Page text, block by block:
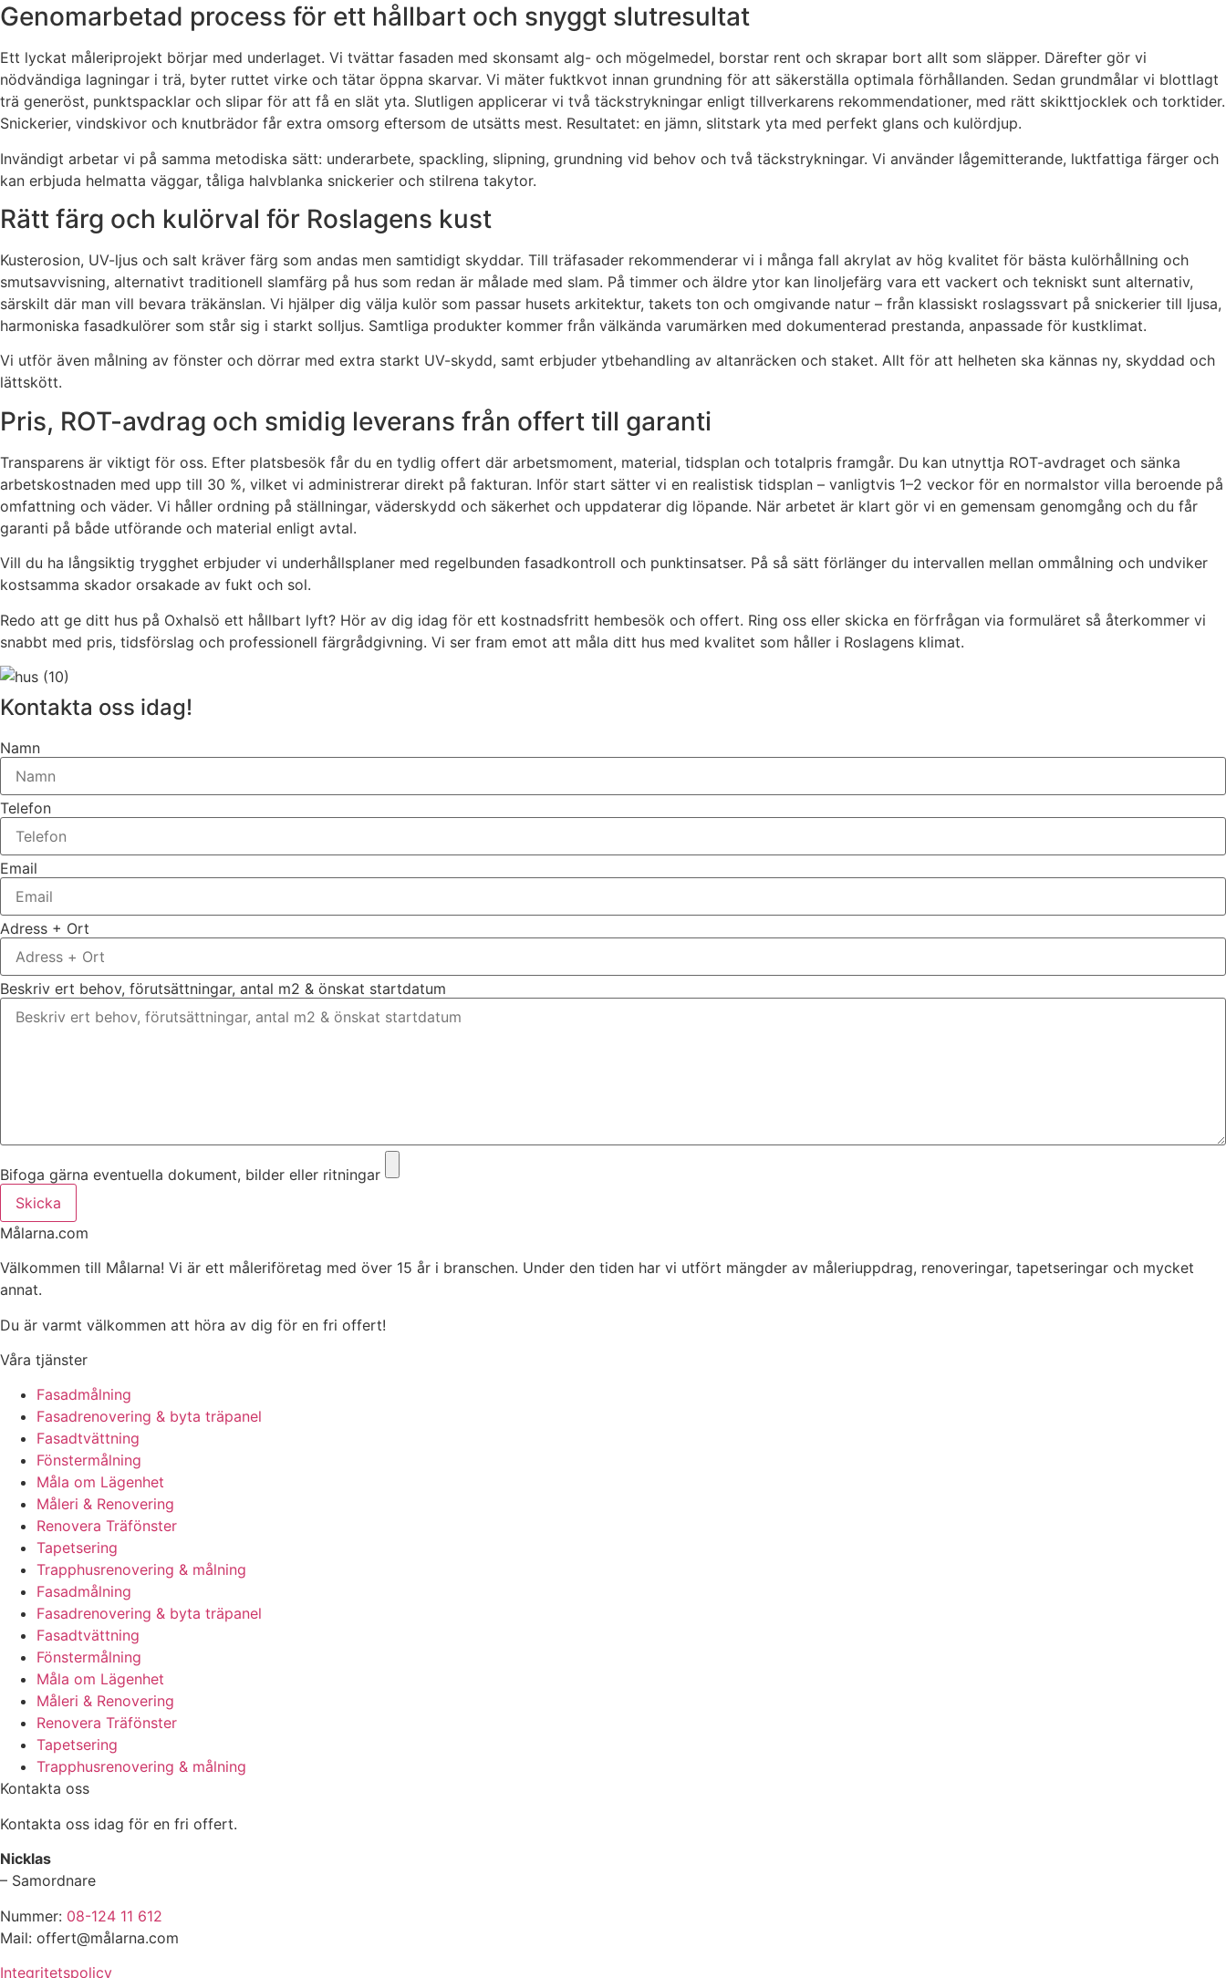
Genomarbetad process för ett hållbart och snyggt slutresultat
Ett lyckat måleriprojekt börjar med underlaget. Vi tvättar fasaden med skonsamt alg- och mögelmedel, borstar rent och skrapar bort allt som släpper. Därefter gör vi
nödvändiga lagningar i trä, byter ruttet virke och tätar öppna skarvar. Vi mäter fuktkvot innan grundning för att säkerställa optimala förhållanden. Sedan grundmålar vi blottlagt
trä generöst, punktspacklar och slipar för att få en slät yta. Slutligen applicerar vi två täckstrykningar enligt tillverkarens rekommendationer, med rätt skikttjocklek och torktider.
Snickerier, vindskivor och knutbrädor får extra omsorg eftersom de utsätts mest. Resultatet: en jämn, slitstark yta med perfekt glans och kulördjup.
Invändigt arbetar vi på samma metodiska sätt: underarbete, spackling, slipning, grundning vid behov och två täckstrykningar. Vi använder lågemitterande, luktfattiga färger och
kan erbjuda helmatta väggar, tåliga halvblanka snickerier och stilrena takytor.
Rätt färg och kulörval för Roslagens kust
Kusterosion, UV-ljus och salt kräver färg som andas men samtidigt skyddar. Till träfasader rekommenderar vi i många fall akrylat av hög kvalitet för bästa kulörhållning och
smutsavvisning, alternativt traditionell slamfärg på hus som redan är målade med slam. På timmer och äldre ytor kan linoljefärg vara ett vackert och tekniskt sunt alternativ,
särskilt där man vill bevara träkänslan. Vi hjälper dig välja kulör som passar husets arkitektur, takets ton och omgivande natur – från klassiskt roslagssvart på snickerier till ljusa,
harmoniska fasadkulörer som står sig i starkt solljus. Samtliga produkter kommer från välkända varumärken med dokumenterad prestanda, anpassade för kustklimat.
Vi utför även målning av fönster och dörrar med extra starkt UV-skydd, samt erbjuder ytbehandling av altanräcken och staket. Allt för att helheten ska kännas ny, skyddad och
lättskött.
Pris, ROT-avdrag och smidig leverans från offert till garanti
Transparens är viktigt för oss. Efter platsbesök får du en tydlig offert där arbetsmoment, material, tidsplan och totalpris framgår. Du kan utnyttja ROT-avdraget och sänka
arbetskostnaden med upp till 30 %, vilket vi administrerar direkt på fakturan. Inför start sätter vi en realistisk tidsplan – vanligtvis 1–2 veckor för en normalstor villa beroende på
omfattning och väder. Vi håller ordning på ställningar, väderskydd och säkerhet och uppdaterar dig löpande. När arbetet är klart gör vi en gemensam genomgång och du får
garanti på både utförande och material enligt avtal.
Vill du ha långsiktig trygghet erbjuder vi underhållsplaner med regelbunden fasadkontroll och punktinsatser. På så sätt förlänger du intervallen mellan ommålning och undviker
kostsamma skador orsakade av fukt och sol.
Redo att ge ditt hus på Oxhalsö ett hållbart lyft? Hör av dig idag för ett kostnadsfritt hembesök och offert. Ring oss eller skicka en förfrågan via formuläret så återkommer vi
snabbt med pris, tidsförslag och professionell färgrådgivning. Vi ser fram emot att måla ditt hus med kvalitet som håller i Roslagens klimat.
Kontakta oss idag!
Namn
Telefon
Email
Adress + Ort
Beskriv ert behov, förutsättningar, antal m2 & önskat startdatum
Bifoga gärna eventuella dokument, bilder eller ritningar
Skicka
Målarna.com
Välkommen till Målarna! Vi är ett måleriföretag med över 15 år i branschen. Under den tiden har vi utfört mängder av måleriuppdrag, renoveringar, tapetseringar och mycket
annat.
Du är varmt välkommen att höra av dig för en fri offert!
Våra tjänster
Fasadmålning
Fasadrenovering & byta träpanel
Fasadtvättning
Fönstermålning
Måla om Lägenhet
Måleri & Renovering
Renovera Träfönster
Tapetsering
Trapphusrenovering & målning
Fasadmålning
Fasadrenovering & byta träpanel
Fasadtvättning
Fönstermålning
Måla om Lägenhet
Måleri & Renovering
Renovera Träfönster
Tapetsering
Trapphusrenovering & målning
Kontakta oss
Kontakta oss idag för en fri offert.
Nicklas
– Samordnare
Nummer: 08-124 11 612
Mail: offert@målarna.com
Integritetspolicy